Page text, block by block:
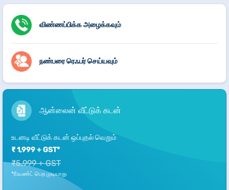
விண்ணப்பிக்க அழைக்கவும்
நண்பரை ரெஃபர் செய்யவும்
ஆன்லைன் வீட்டுக் கடன்
உடனடி வீட்டுக் கடன் ஒப்புதல் வெறும்
₹ 1,999 + GST*
₹5,999 + GST
*ரீஃபண்ட் பெற முடியாது